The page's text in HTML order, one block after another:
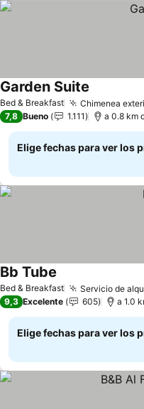
Bed & Breakfast Chimenea
Garden Suite
7,8 Bueno 1.111 a 0.8 km
Elige fechas para ver los
Bed & Breakfast Servicio de
Bb Tube
9,3 Excelente 605 a 1.0
Elige fechas para ver los